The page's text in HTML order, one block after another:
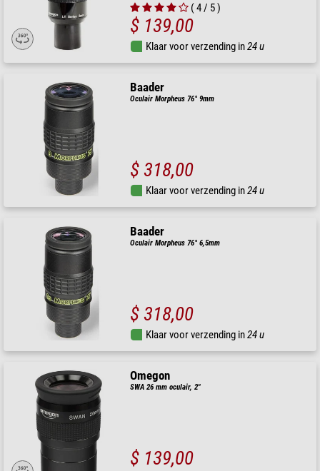
( 4 / 5 )
$ 139,00
Klaar voor verzending in24 u
Baader
Oculair Morpheus 76° 9mm
$ 318,00
Klaar voor verzending in24 u
Baader
Oculair Morpheus 76° 6,5mm
$ 318,00
Klaar voor verzending in24 u
Omegon
SWA 26 mm oculair, 2"
$ 139,00